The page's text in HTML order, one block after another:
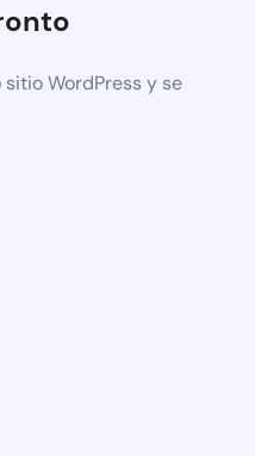
WordPress y se